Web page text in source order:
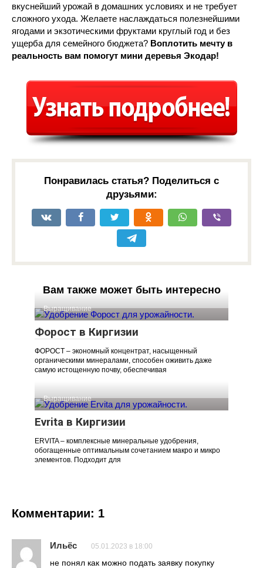
вкуснейший урожай в домашних условиях и не требует
сложного ухода. Желаете наслаждаться полезнейшими
ягодами и экзотическими фруктами круглый год и без
ущерба для семейного бюджета? Воплотить мечту в
реальность вам помогут мини деревья Экодар!
Понравилась статья? Поделиться с
друзьями:
Вам также может быть интересно
Выращивание
Форост в Киргизии
ФОРОСТ – экономный концентрат, насыщенный
органическими минералами, способен оживить даже
самую истощенную почву, обеспечивая
Выращивание
Evrita в Киргизии
ERVITA – комплексные минеральные удобрения,
обогащенные оптимальным сочетанием макро и микро
элементов. Подходит для
Комментарии: 1
Ильёс 05.01.2023 в 18:00
не понял как можно подать заявку покупку